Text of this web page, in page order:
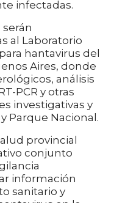
infectadas.
al Laboratorio
hantavirus del
Aires, donde
análisis
PCR y otras
investigativas y
Parque Nacional.
provincial
conjunto
información
sanitario y